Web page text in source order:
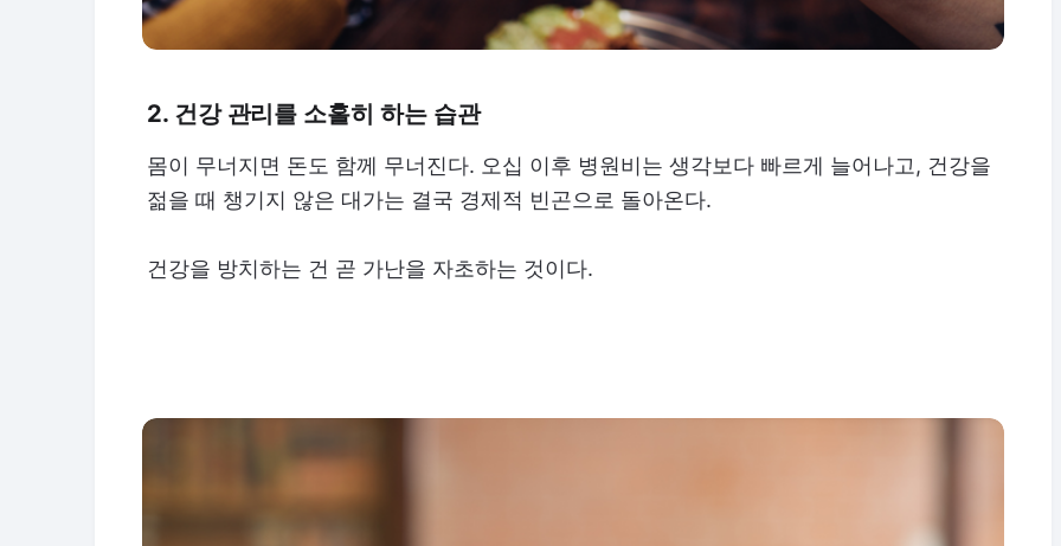
2. 건강 관리를 소홀히 하는 습관
몸이 무너지면 돈도 함께 무너진다. 오십 이후 병원비는 생각보다 빠르게 늘어나고, 건강을
젊을 때 챙기지 않은 대가는 결국 경제적 빈곤으로 돌아온다.
건강을 방치하는 건 곧 가난을 자초하는 것이다.